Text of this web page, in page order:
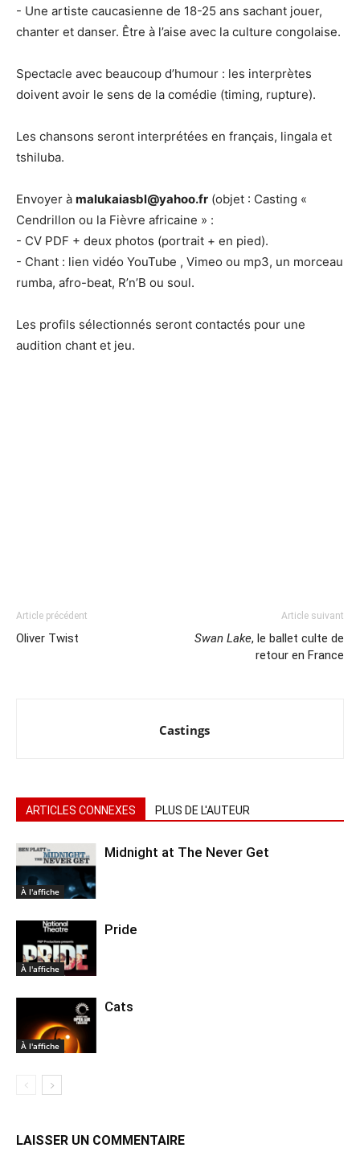
- Une artiste caucasienne de 18-25 ans sachant jouer,
chanter et danser. Être à l’aise avec la culture congolaise.
Spectacle avec beaucoup d’humour : les interprètes
doivent avoir le sens de la comédie (timing, rupture).
Les chansons seront interprétées en français, lingala et
tshiluba.
Envoyer à malukaiasbl@yahoo.fr (objet : Casting «
Cendrillon ou la Fièvre africaine » :
- CV PDF + deux photos (portrait + en pied).
- Chant : lien vidéo YouTube , Vimeo ou mp3, un morceau
rumba, afro-beat, R’n’B ou soul.
Les profils sélectionnés seront contactés pour une
audition chant et jeu.
Article précédent
Oliver Twist
Article suivant
Swan Lake, le ballet culte de
retour en France
Castings
ARTICLES CONNEXES PLUS DE L'AUTEUR
À l'affiche
Midnight at The Never Get
À l'affiche
Pride
À l'affiche
Cats
LAISSER UN COMMENTAIRE